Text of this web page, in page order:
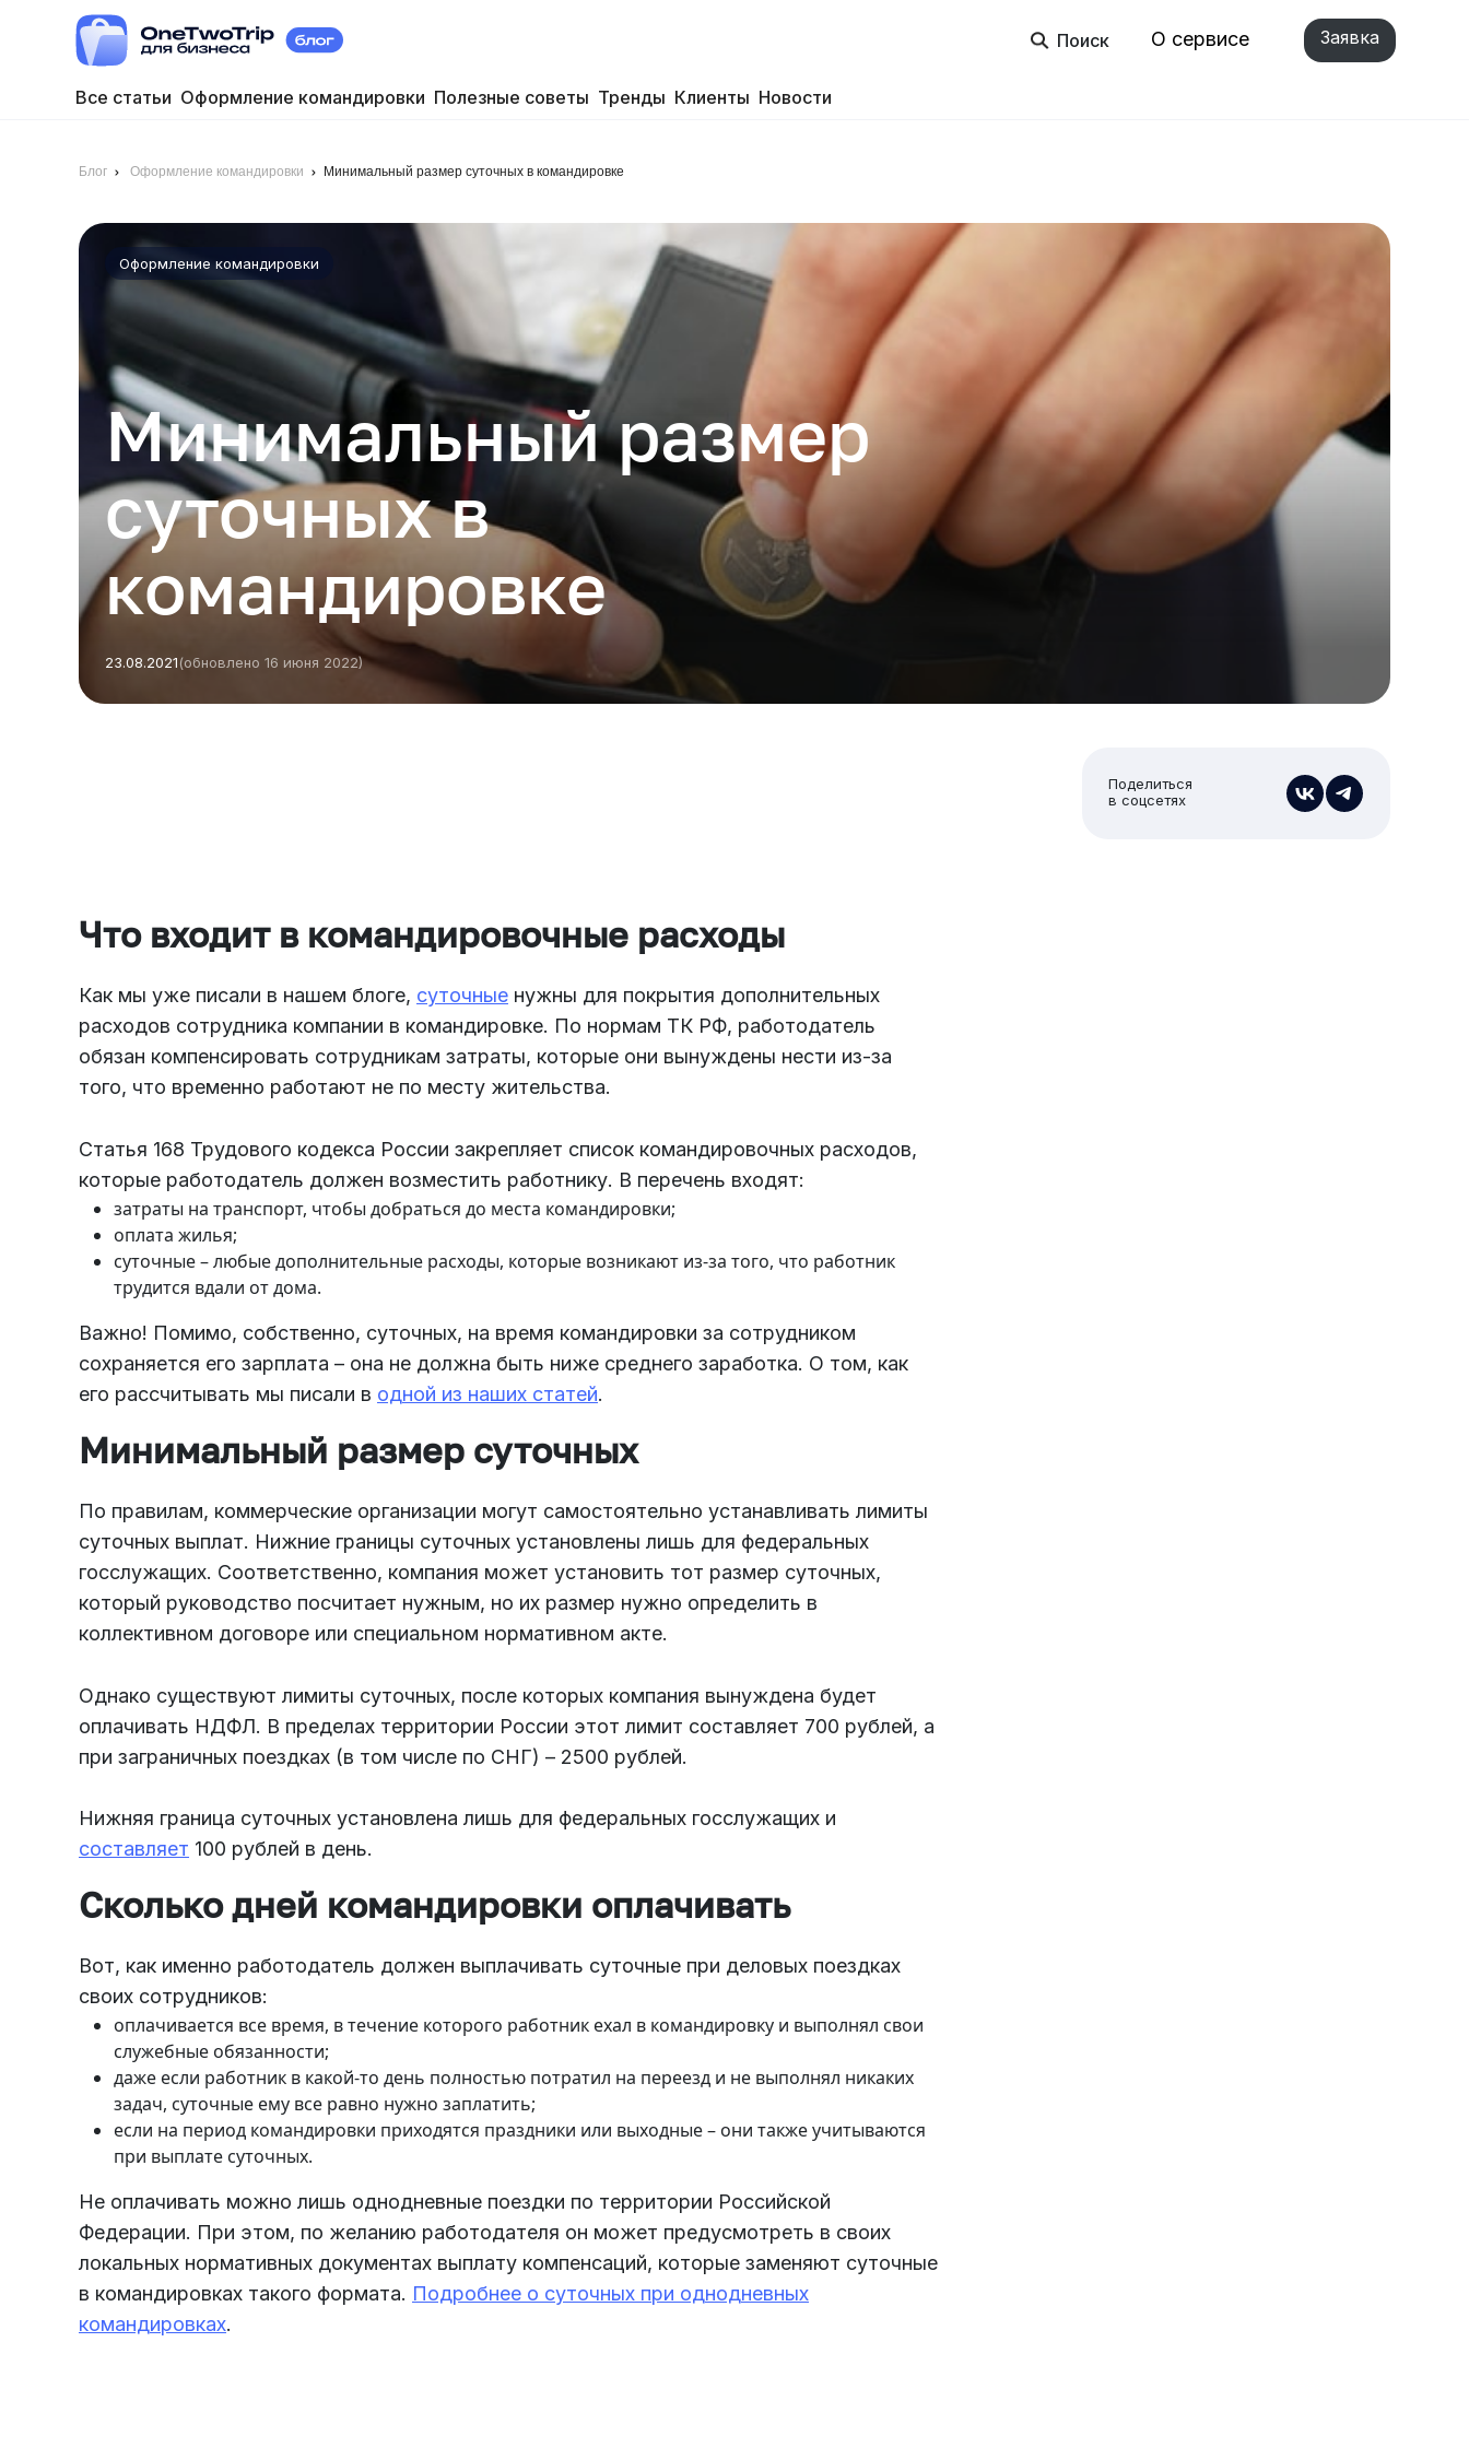
Поиск О сервисе Заявка
Все статьи Оформление командировки Полезные советы Тренды Клиенты Новости
Блог Оформление командировки Минимальный размер суточных в командировке
Оформление командировки
Минимальный размер
суточных в
командировке
23.08.2021(обновлено 16 июня 2022)
Поделиться
в соцсетях
Что входит в командировочные расходы
Как мы уже писали в нашем блоге, суточные нужны для покрытия дополнительных
расходов сотрудника компании в командировке. По нормам ТК РФ, работодатель
обязан компенсировать сотрудникам затраты, которые они вынуждены нести из-за
того, что временно работают не по месту жительства.
Статья 168 Трудового кодекса России закрепляет список командировочных расходов,
которые работодатель должен возместить работнику. В перечень входят:
затраты на транспорт, чтобы добраться до места командировки;
оплата жилья;
суточные – любые дополнительные расходы, которые возникают из-за того, что работник
трудится вдали от дома.
Важно! Помимо, собственно, суточных, на время командировки за сотрудником
сохраняется его зарплата – она не должна быть ниже среднего заработка. О том, как
его рассчитывать мы писали в одной из наших статей.
Минимальный размер суточных
По правилам, коммерческие организации могут самостоятельно устанавливать лимиты
суточных выплат. Нижние границы суточных установлены лишь для федеральных
госслужащих. Соответственно, компания может установить тот размер суточных,
который руководство посчитает нужным, но их размер нужно определить в
коллективном договоре или специальном нормативном акте.
Однако существуют лимиты суточных, после которых компания вынуждена будет
оплачивать НДФЛ. В пределах территории России этот лимит составляет 700 рублей, а
при заграничных поездках (в том числе по СНГ) – 2500 рублей.
Нижняя граница суточных установлена лишь для федеральных госслужащих и
составляет 100 рублей в день.
Сколько дней командировки оплачивать
Вот, как именно работодатель должен выплачивать суточные при деловых поездках
своих сотрудников:
оплачивается все время, в течение которого работник ехал в командировку и выполнял свои
служебные обязанности;
даже если работник в какой-то день полностью потратил на переезд и не выполнял никаких
задач, суточные ему все равно нужно заплатить;
если на период командировки приходятся праздники или выходные – они также учитываются
при выплате суточных.
Не оплачивать можно лишь однодневные поездки по территории Российской
Федерации. При этом, по желанию работодателя он может предусмотреть в своих
локальных нормативных документах выплату компенсаций, которые заменяют суточные
в командировках такого формата. Подробнее о суточных при однодневных
командировках.